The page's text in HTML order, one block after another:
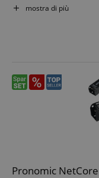
cavi di rete
Componenti di
Funzionamento
mostra di più
Pronomic